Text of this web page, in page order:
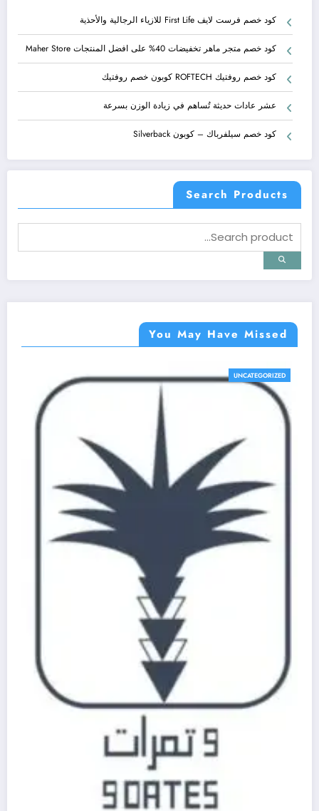
كود خصم فرست لايف First Life للازياء الرجالية والأحذية
كود خصم متجر ماهر تخفيضات 40% على افضل المنتجات Maher Store
كود خصم روفتيك ROFTECH كوبون خصم روفتيك
عشر عادات حديثة تُساهم في زيادة الوزن بسرعة
كود خصم سيلفرباك – كوبون Silverback
Search Products
You May Have Missed
UNCATEGORIZED